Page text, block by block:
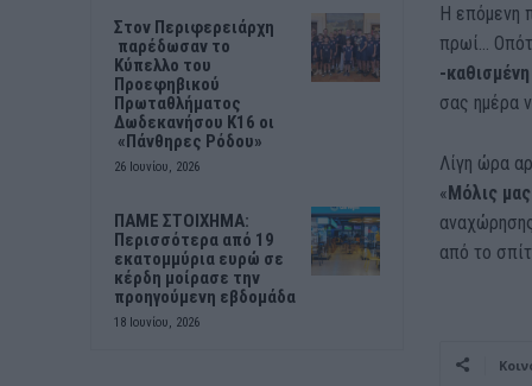
Στον Περιφερειάρχη
παρέδωσαν το
Κύπελλο του
Προεφηβικού
Πρωταθλήματος
Δωδεκανήσου Κ16 οι
«Πάνθηρες Ρόδου»
26 Ιουνίου, 2026
ΠΑΜΕ ΣΤΟΙΧΗΜΑ:
Περισσότερα από 19
εκατομμύρια ευρώ σε
κέρδη μοίρασε την
προηγούμενη εβδομάδα
18 Ιουνίου, 2026
Η επόμενη
πρωί…
-
σας ημέρα
Λίγη ώρα
«Μόλις
από το